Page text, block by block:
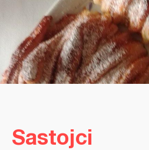
Sastojci